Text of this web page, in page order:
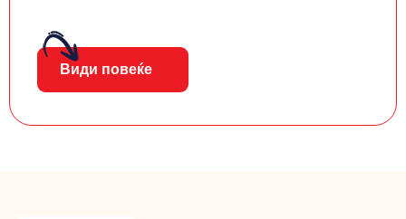
Види повеќе